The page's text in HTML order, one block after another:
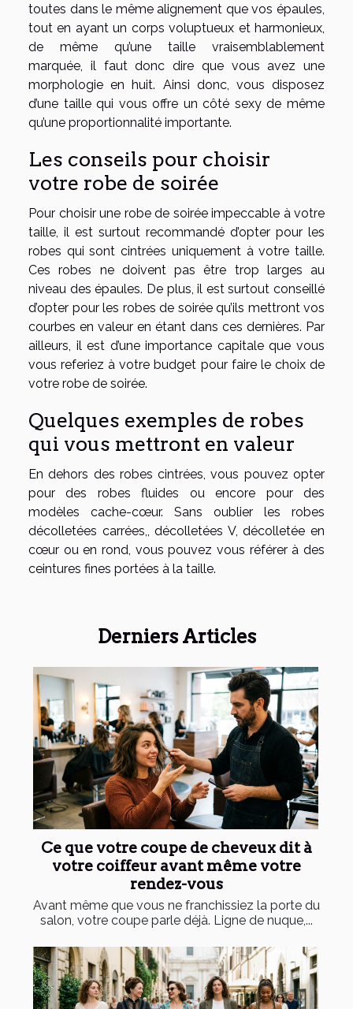
toutes dans le même alignement que vos épaules,
tout en ayant un corps voluptueux et harmonieux,
de même qu’une taille vraisemblablement
marquée, il faut donc dire que vous avez une
morphologie en huit. Ainsi donc, vous disposez
d’une taille qui vous offre un côté sexy de même
qu’une proportionnalité importante.
Les conseils pour choisir
votre robe de soirée
Pour choisir une robe de soirée impeccable à votre
taille, il est surtout recommandé d’opter pour les
robes qui sont cintrées uniquement à votre taille.
Ces robes ne doivent pas être trop larges au
niveau des épaules. De plus, il est surtout conseillé
d’opter pour les robes de soirée qu’ils mettront vos
courbes en valeur en étant dans ces dernières. Par
ailleurs, il est d’une importance capitale que vous
vous referiez à votre budget pour faire le choix de
votre robe de soirée.
Quelques exemples de robes
qui vous mettront en valeur
En dehors des robes cintrées, vous pouvez opter
pour des robes fluides ou encore pour des
modèles cache-cœur. Sans oublier les robes
décolletées carrées,, décolletées V, décolletée en
cœur ou en rond, vous pouvez vous référer à des
ceintures fines portées à la taille.
Derniers Articles
Ce que votre coupe de cheveux dit à
votre coiffeur avant même votre
rendez-vous
Avant même que vous ne franchissiez la porte du
salon, votre coupe parle déjà. Ligne de nuque,...